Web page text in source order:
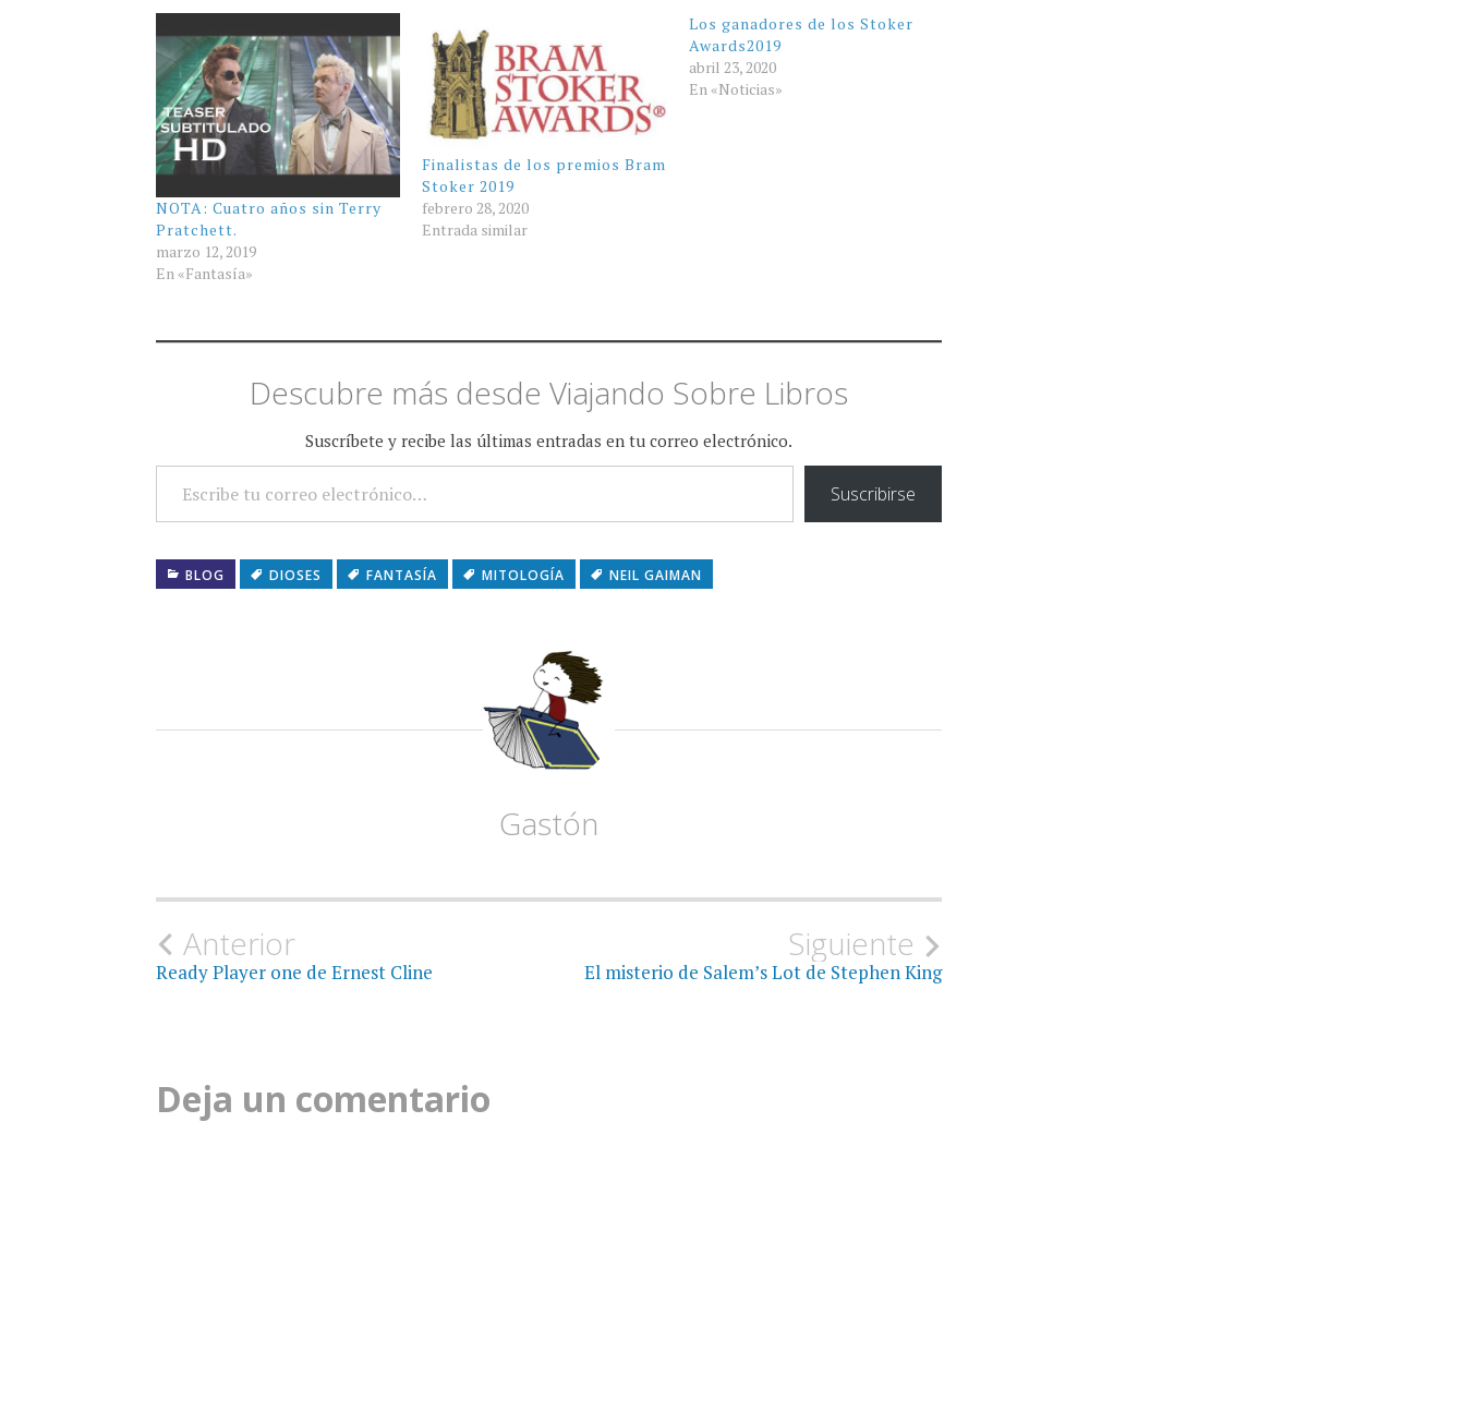
NOTA: Cuatro años sin Terry
Pratchett.
marzo 12, 2019
En «Fantasía»
Finalistas de los premios Bram
Stoker 2019
febrero 28, 2020
Entrada similar
Los ganadores de los Stoker
Awards2019
abril 23, 2020
En «Noticias»
Descubre más desde Viajando Sobre Libros
Suscríbete y recibe las últimas entradas en tu correo electrónico.
ESCRIBE TU CORREO ELECTRÓNICO…
Suscribirse
BLOG DIOSES FANTASÍA MITOLOGÍA NEIL GAIMAN
Gastón
Navegación
entrada
Anterior
Ready Player one de Ernest Cline
Siguiente
El misterio de Salem’s Lot de Stephen King
Deja un comentario